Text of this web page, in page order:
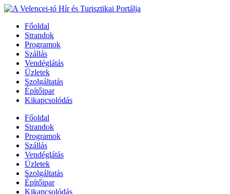
Főoldal
Strandok
Programok
Szállás
Vendéglátás
Üzletek
Szolgáltatás
Építőipar
Kikapcsolódás
Főoldal
Strandok
Programok
Szállás
Vendéglátás
Üzletek
Szolgáltatás
Építőipar
Kikapcsolódás